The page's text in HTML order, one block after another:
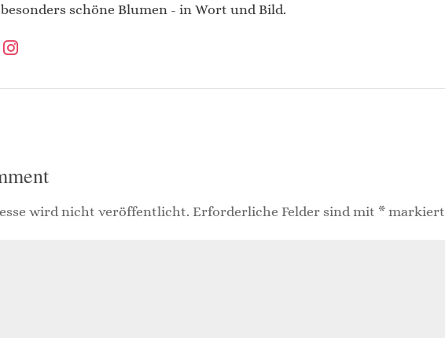
besonders schöne Blumen - in Wort und Bild.
wird nicht veröffentlicht. Erforderliche Felder sind mit * markiert